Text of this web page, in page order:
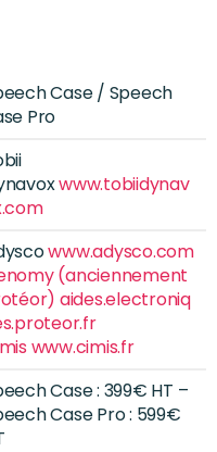
Case / Speech
Pro
www.tobiidynav
www.adysco.com
(anciennement
aides.electroniq
www.cimis.fr
Case : 399€ HT –
Case Pro : 599€